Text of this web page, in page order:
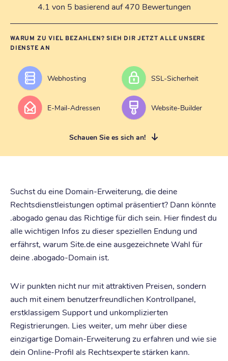
4.1 von 5 basierend auf 470 Bewertungen
WARUM ZU VIEL BEZAHLEN? SIEH DIR JETZT ALLE UNSERE
DIENSTE AN
Webhosting SSL-Sicherheit
E-Mail-Adressen Website-Builder
Schauen Sie es sich an!
Suchst du eine Domain-Erweiterung, die deine
Rechtsdienstleistungen optimal präsentiert? Dann könnte
.abogado genau das Richtige für dich sein. Hier findest du
alle wichtigen Infos zu dieser speziellen Endung und
erfährst, warum Site.de eine ausgezeichnete Wahl für
deine .abogado-Domain ist.
Wir punkten nicht nur mit attraktiven Preisen, sondern
auch mit einem benutzerfreundlichen Kontrollpanel,
erstklassigem Support und unkomplizierten
Registrierungen. Lies weiter, um mehr über diese
einzigartige Domain-Erweiterung zu erfahren und wie sie
dein Online-Profil als Rechtsexperte stärken kann.